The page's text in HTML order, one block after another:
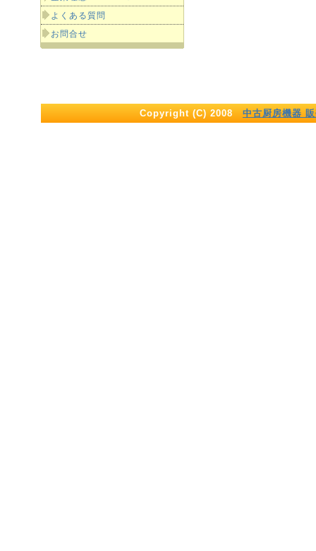
よくある質問
お問合せ
Copyright (C) 2008 中古厨房機器